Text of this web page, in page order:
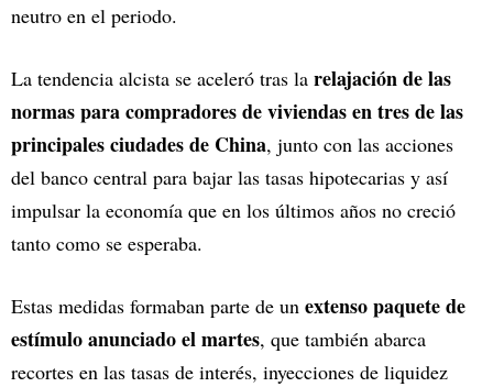
neutro en el periodo.
La tendencia alcista se aceleró tras la relajación de las
normas para compradores de viviendas en tres de las
principales ciudades de China, junto con las acciones
del banco central para bajar las tasas hipotecarias y así
impulsar la economía que en los últimos años no creció
tanto como se esperaba.
Estas medidas formaban parte de un extenso paquete de
estímulo anunciado el martes, que también abarca
recortes en las tasas de interés, inyecciones de liquidez